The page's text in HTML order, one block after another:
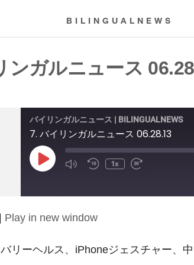
BILINGUALNEWS
ンガルニュース
バイリンガルニュース | BILINGUALNEWS
7. バイリンガルニュース 06.28.13
Play
Episode
1x
| Play in new window
リーヘルス、iPhoneジェスチャー、